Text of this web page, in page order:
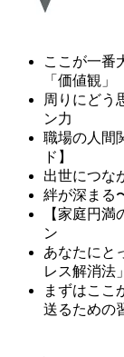
ここが一番
「価値観」
周りにどう
ン力
職場の人間
ド】
出世につな
絆が深まる
【家庭円
ン
あなたにと
レス解消法」
まずはここ
送るための